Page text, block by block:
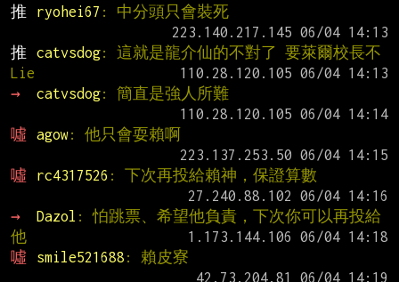
推
ryohei67 : 中分頭只會裝死
推
catvsdog: 這就是龍介仙的不對了 要萊爾校長不
Lie
→
catvsdog: 簡直是強人所難
噓
agow: 他只會耍賴啊
噓
rc4317526 : 下次再投給賴神，保證算數
→
Dazol : 怕跳票、希望他負責，下次你可以再投給
他
噓
smile521688 : 賴皮寮